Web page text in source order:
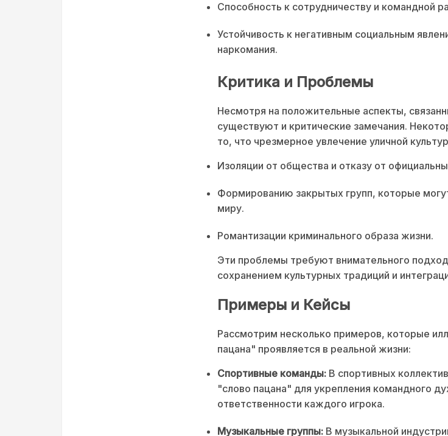
Способность к сотрудничеству и командной
Устойчивость к негативным социальным
наркомания.
Критика и Проблемы
Несмотря на положительные аспекты,
существуют и критические замечания.
то, что чрезмерное увлечение уличной
Изоляции от общества и отказу от
Формированию закрытых групп, которые
миру.
Романтизации криминального образа жизни.
Эти проблемы требуют внимательного
сохранением культурных традиций и
Примеры и Кейсы
Рассмотрим несколько примеров, которые
пацана" проявляется в реальной жизни:
Спортивные команды: В спортивных
"слово пацана" для укрепления командного
ответственности каждого игрока.
Музыкальные группы: В музыкальной